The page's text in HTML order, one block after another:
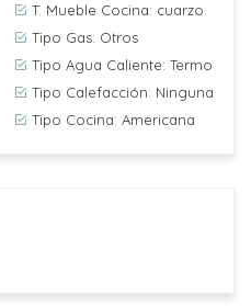
T. Mueble Cocina: cuarzo
Tipo Gas: Otros
Tipo Agua Caliente: Termo
Tipo Calefacción: Ninguna
Tipo Cocina: Americana